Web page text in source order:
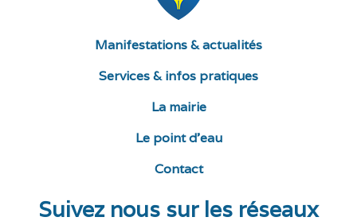
Manifestations & actualités
Services & infos pratiques
La mairie
Le point d’eau
Contact
Suivez nous sur les réseaux